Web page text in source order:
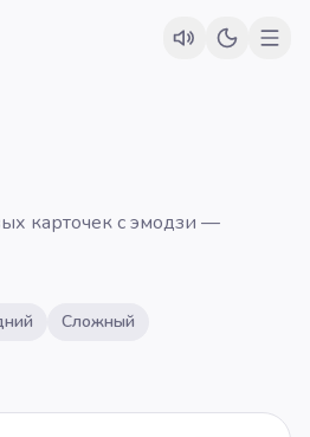
карточек с эмодзи —
Сложный